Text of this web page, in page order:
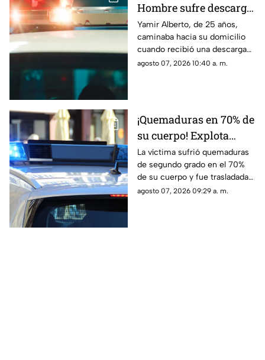
Hombre sufre descarga
eléctrica por pisar
cable expuesto en
banqueta de Ciudad
Juárez
Yamir Alberto, de 25 años,
caminaba hacia su domicilio
cuando recibió una descarga
eléctrica; fue trasladado de
agosto 07, 2026 10:40 a. m.
¡Quemaduras en 70% de
su cuerpo! Explota
tanque de gas en
Parajes del Sur y deja a
una persona grave
La víctima sufrió quemaduras
de segundo grado en el 70%
de su cuerpo y fue trasladada
de urgencia al Hospital General
agosto 07, 2026 09:29 a. m.